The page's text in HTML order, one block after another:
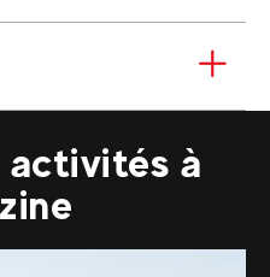
activités à